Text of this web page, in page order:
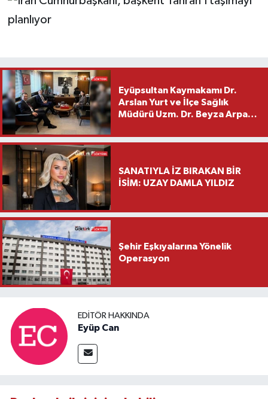
Eyüpsultan Kaymakamı Dr.
Arslan Yurt ve İlçe Sağlık
Müdürü Uzm. Dr. Beyza Arpacı
Ziyareti
SANATIYLA İZ BIRAKAN BİR
İSİM: UZAY DAMLA YILDIZ
Şehir Eşkıyalarına Yönelik
Operasyon
EDITÖR HAKKINDA
Eyüp Can